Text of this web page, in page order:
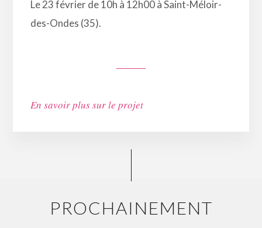
Le 23 février de 10h à 12h00 à Saint-Méloir-
des-Ondes (35).
En savoir plus sur le projet
PROCHAINEMENT